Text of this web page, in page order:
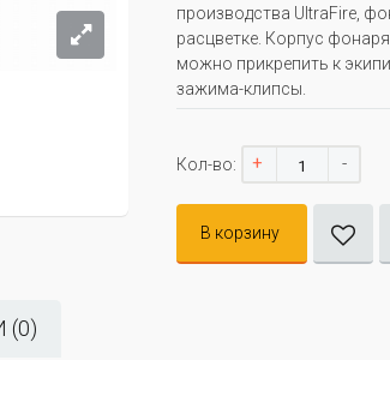
производства UltraFire,
расцветке. Корпус
можно прикрепить к
зажима-клипсы.
Кол-во: + -
В корзину
(0)